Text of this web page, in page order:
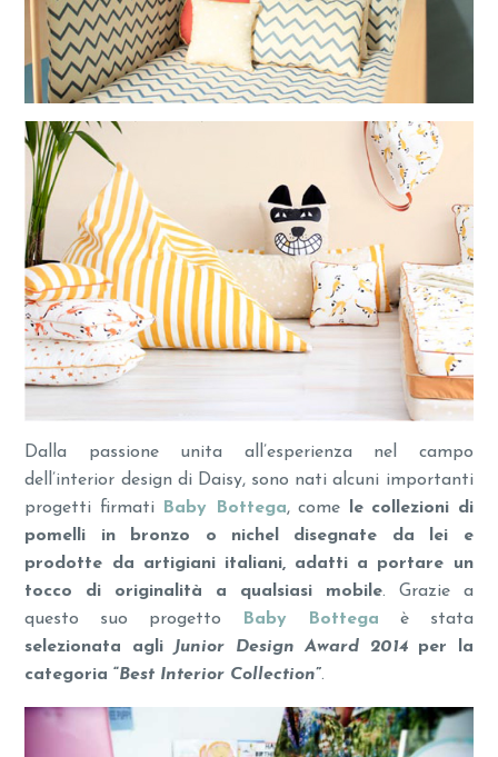
Dalla passione unita all’esperienza nel campo
dell’interior design di Daisy, sono nati alcuni importanti
progetti firmati
Baby Bottega, come
le collezioni di
pomelli in bronzo o nichel disegnate da lei e
prodotte da artigiani italiani, adatti a portare un
tocco di originalità a qualsiasi mobile. Grazie a
questo suo progetto
Baby Bottega è stata
selezionata agli
Junior Design Award 2014per la
categoria “Best Interior Collection”.